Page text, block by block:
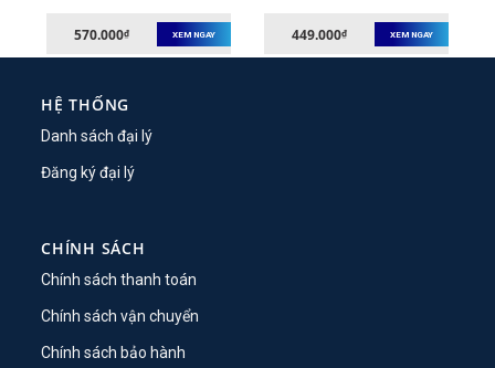
570.000₫ XEM NGAY
Bicycle Light
449.000₫ XEM NGAY
HỆ THỐNG
Danh sách đại lý
Đăng ký đại lý
CHÍNH SÁCH
Chính sách thanh toán
Chính sách vận chuyển
Chính sách bảo hành